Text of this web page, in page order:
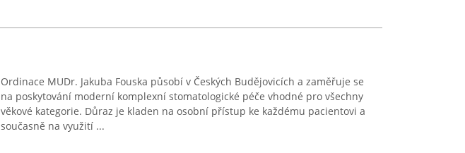
Ordinace MUDr. Jakuba Fouska působí v Českých Budějovicích a zaměřuje se
na poskytování moderní komplexní stomatologické péče vhodné pro všechny
věkové kategorie. Důraz je kladen na osobní přístup ke každému pacientovi a
současně na využití ...